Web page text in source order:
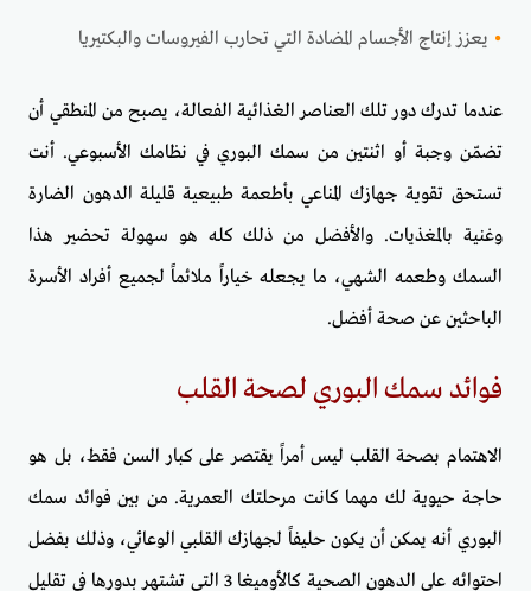
• يعزز إنتاج الأجسام المضادة التي تحارب الفيروسات والبكتيريا
عندما تدرك دور تلك العناصر الغذائية الفعالة، يصبح من المنطقي أن
تضمّن وجبة أو اثنتين من سمك البوري في نظامك الأسبوعي. أنت
تستحق تقوية جهازك المناعي بأطعمة طبيعية قليلة الدهون الضارة
وغنية بالمغذيات. والأفضل من ذلك كله هو سهولة تحضير هذا
السمك وطعمه الشهي، ما يجعله خياراً ملائماً لجميع أفراد الأسرة
الباحثين عن صحة أفضل.
فوائد سمك البوري لصحة القلب
الاهتمام بصحة القلب ليس أمراً يقتصر على كبار السن فقط، بل هو
حاجة حيوية لك مهما كانت مرحلتك العمرية. من بين فوائد سمك
البوري أنه يمكن أن يكون حليفاً لجهازك القلبي الوعائي، وذلك بفضل
احتوائه على الدهون الصحية كالأوميغا 3 التي تشتهر بدورها في تقليل